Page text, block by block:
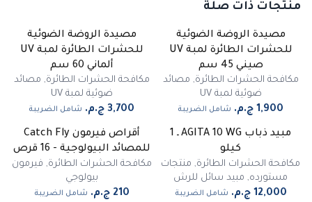
منتجات ذات صلة
مصيدة الروضة الضوئية
للحشرات الطائرة لمبة UV
صيني 45 سم
مكافحة الحشرات الطائرة, مصائد
ضوئية لمبة UV
شامل الضريبة
مصيدة الروضة الضوئية
للحشرات الطائرة لمبة UV
ألماني 60 سم
مكافحة الحشرات الطائرة, مصائد
ضوئية لمبة UV
شامل الضريبة
مبيد ذباب AGITA 10 WG ـ 1
كيلو
مكافحة الحشرات الطائرة, منتجات
مستورده, مبيد سائل للرش
شامل الضريبة
أقراص فيرمون Catch Fly
للمصائد البيولوجية - 16 قرص
مكافحة الحشرات الطائرة, فيرمون
بيولوجي
شامل الضريبة